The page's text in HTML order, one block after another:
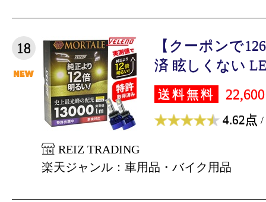
18
【クーポンで
済 眩しくない
送料無料
4.62点 /
REIZ TRADING
楽天ジャンル：車用品・バイク用品